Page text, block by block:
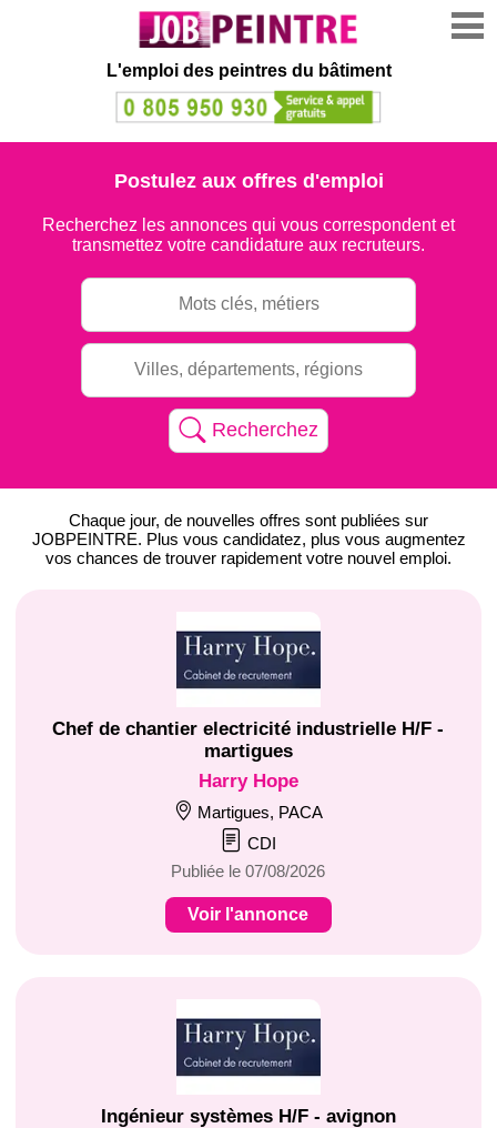
L'emploi des peintres du bâtiment
Postulez aux offres d'emploi
Recherchez les annonces qui vous correspondent et
transmettez votre candidature aux recruteurs.
Recherchez
Chaque jour, de nouvelles offres sont publiées sur
JOBPEINTRE. Plus vous candidatez, plus vous augmentez
vos chances de trouver rapidement votre nouvel emploi.
Chef de chantier electricité industrielle H/F -
martigues
Harry Hope
Martigues, PACA
CDI
Publiée le 07/08/2026
Voir l'annonce
Ingénieur systèmes H/F - avignon